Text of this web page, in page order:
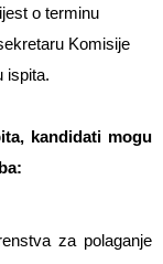
o terminu
Komisije
ispita.
kandidati mogu
za polaganje